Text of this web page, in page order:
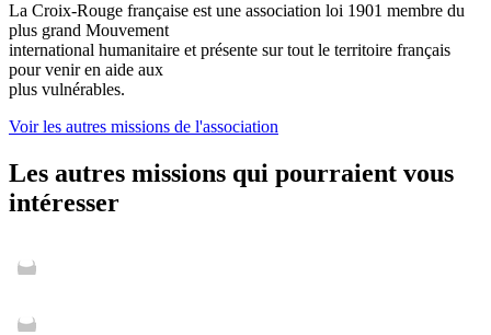
La Croix-Rouge française est une association loi 1901 membre du
plus grand Mouvement
international humanitaire et présente sur tout le territoire français
pour venir en aide aux
plus vulnérables.
Voir les autres missions de l'association
Les autres missions qui pourraient vous
intéresser